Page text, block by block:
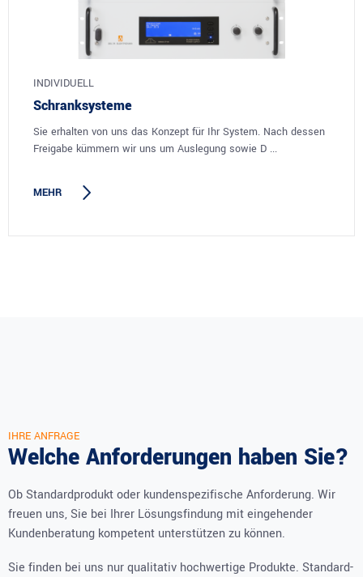
INDIVIDUELL
Schranksysteme
Sie erhalten von uns das Konzept für Ihr System. Nach dessen
Freigabe kümmern wir uns um Auslegung sowie D ...
MEHR
IHRE ANFRAGE
Welche Anforderungen haben Sie?
Ob Standardprodukt oder kundenspezifische Anforderung. Wir
freuen uns, Sie bei Ihrer Lösungsfindung mit eingehender
Kundenberatung kompetent unterstützen zu können.
Sie finden bei uns nur qualitativ hochwertige Produkte. Standard-